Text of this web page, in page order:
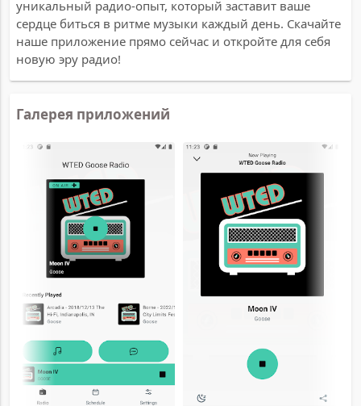
уникальный радио-опыт, который заставит ваше
сердце биться в ритме музыки каждый день. Скачайте
наше приложение прямо сейчас и откройте для себя
новую эру радио!
Галерея приложений